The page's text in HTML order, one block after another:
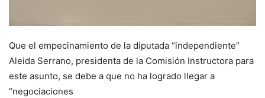
Que el empecinamiento de la diputada “independiente”
Aleida Serrano, presidenta de la Comisión Instructora para
este asunto, se debe a que no ha logrado llegar a
“negociaciones